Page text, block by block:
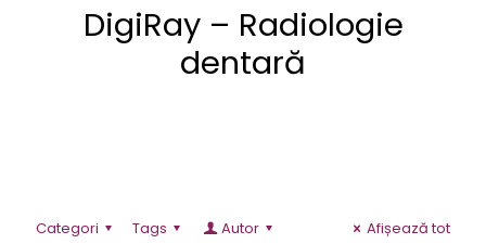
DigiRay – Radiologie
dentară
Categori Tags Autor Afișează tot